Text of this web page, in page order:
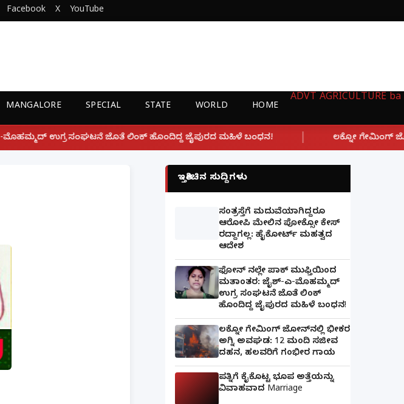
Facebook X YouTube
MANGALORE SPECIAL STATE WORLD HOME
ADVT AGRICULTURE ba
ಲಿಂಕ್ ಹೊಂದಿದ್ದ ಜೈಪುರದ ಮಹಿಳೆ ಬಂಧನ! | ಲಕ್ನೋ ಗೇಮಿಂಗ್ ಜೋನ್‌ನಲ್ಲಿ ಭೀಕರ ಅಗ್ನಿ
ಇತ್ತೀಚಿನ ಸುದ್ದಿಗಳು
ಸಂತ್ರಸ್ತೆಗೆ ಮದುವೆಯಾಗಿದ್ದರೂ
ಆರೋಪಿ ಮೇಲಿನ ಪೋಕ್ಸೋ ಕೇಸ್
ರದ್ದಾಗಲ್ಲ: ಹೈಕೋರ್ಟ್ ಮಹತ್ವದ
ಆದೇಶ
ಫೋನ್ ನಲ್ಲೇ ಪಾಕ್ ಮುಫ್ತಿಯಿಂದ
ಮತಾಂತರ: ಜೈಶ್-ಎ-ಮೊಹಮ್ಮದ್
ಉಗ್ರ ಸಂಘಟನೆ ಜೊತೆ ಲಿಂಕ್
ಹೊಂದಿದ್ದ ಜೈಪುರದ ಮಹಿಳೆ ಬಂಧನ!
ಲಕ್ನೋ ಗೇಮಿಂಗ್ ಜೋನ್‌ನಲ್ಲಿ ಭೀಕರ
ಅಗ್ನಿ ಅವಘಡ: 12 ಮಂದಿ ಸಜೀವ
ದಹನ, ಹಲವರಿಗೆ ಗಂಭೀರ ಗಾಯ
ಪತ್ನಿಗೆ ಕೈಕೊಟ್ಟ ಭೂಪ ಅತ್ತೆಯನ್ನು
ವಿವಾಹವಾದ Marriage